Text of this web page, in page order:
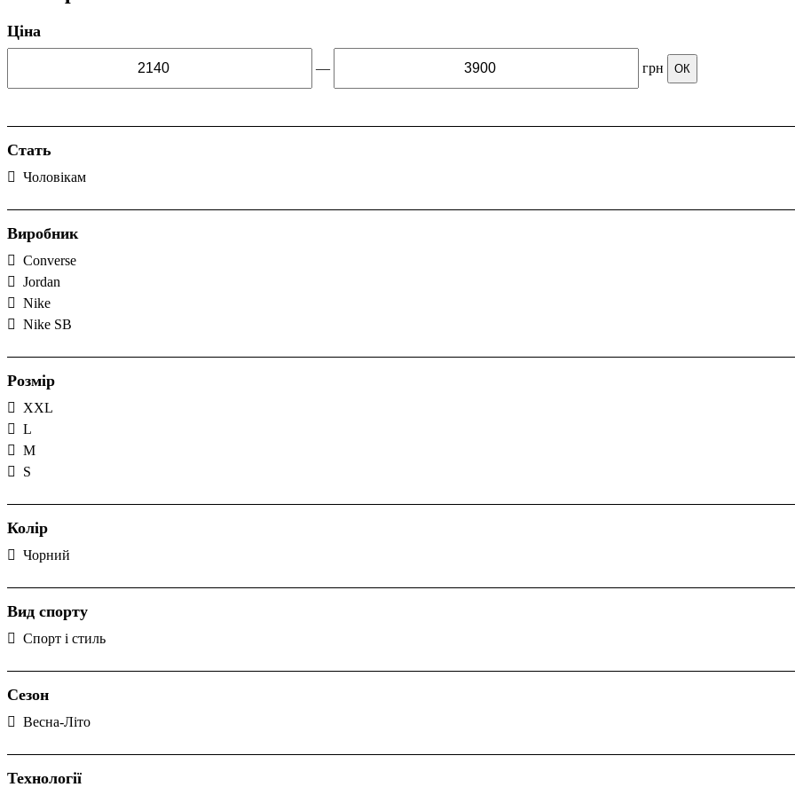
Ціна
— грн ОК
Стать
Чоловікам
Виробник
Converse
Jordan
Nike
Nike SB
Розмір
XXL
L
M
S
Колір
Чорний
Вид спорту
Спорт і стиль
Сезон
Весна-Літо
Технології